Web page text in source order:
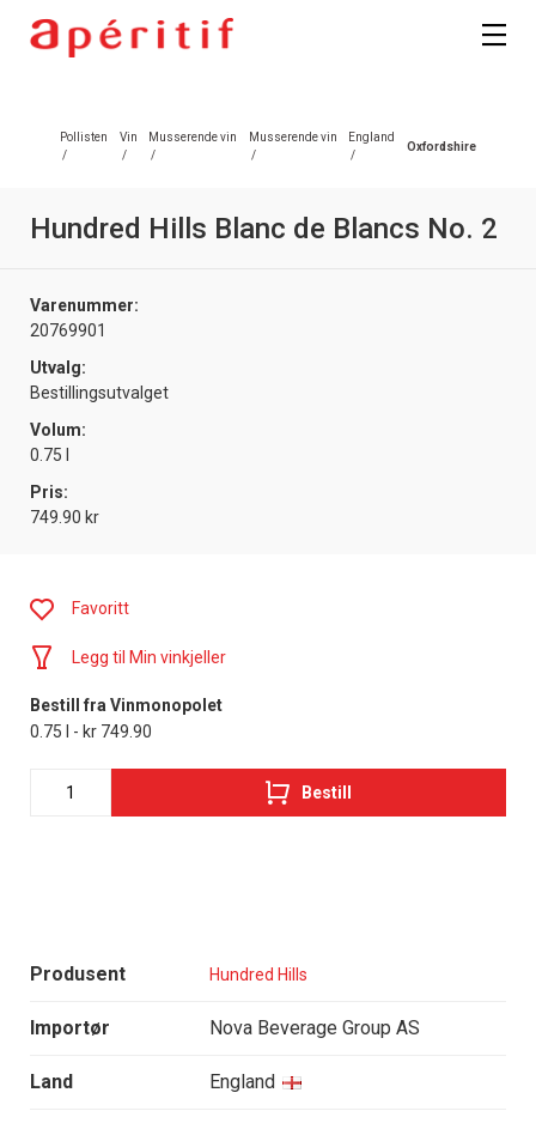
Pollisten
/
Vin
/
Musserende vin
/
Musserende vin
/
England
/
Oxfordshire
Hundred Hills Blanc de Blancs No. 2
Varenummer:
20769901
Utvalg:
Bestillingsutvalget
Volum:
0.75 l
Pris:
749.90 kr
Produsent Hundred Hills
Importør Nova Beverage Group AS
Land England
Favoritt
Legg til Min vinkjeller
Bestill fra Vinmonopolet
0.75 l - kr 749.90
Bestill